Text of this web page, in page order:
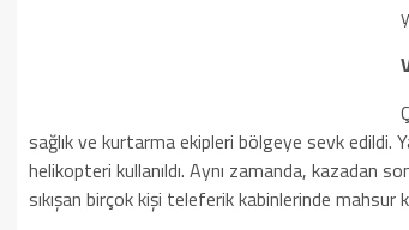
sağlık ve kurtarma ekipleri bölgeye sevk edildi.
helikopteri kullanıldı. Aynı zamanda, kazadan
sıkışan birçok kişi teleferik kabinlerinde mahsur